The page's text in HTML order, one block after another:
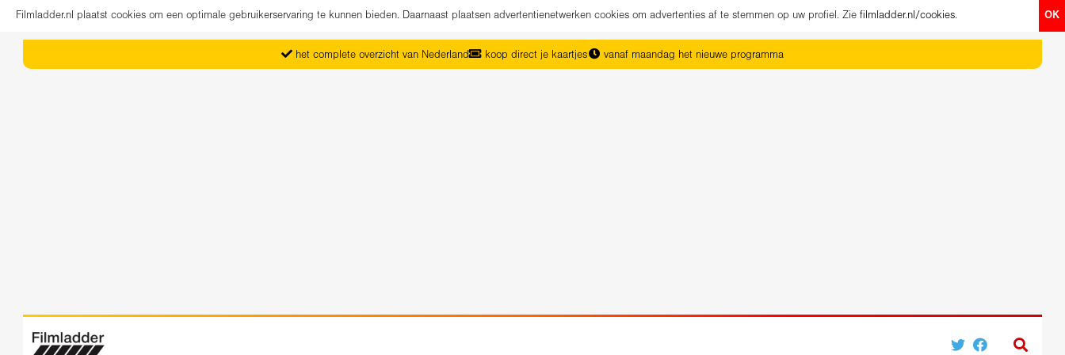
OK
Filmladder.nl plaatst cookies om een optimale gebruikerservaring te kunnen bieden. Daarnaast plaatsen advertentienetwerken cookies om advertenties af te stemmen op uw profiel. Zie filmladder.nl/cookies.
het complete overzicht van Nederland koop direct je kaartjes vanaf maandag het nieuwe programma